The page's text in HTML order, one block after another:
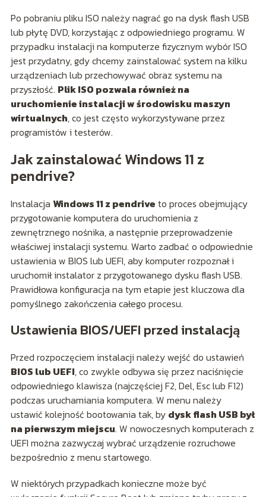
Po pobraniu pliku ISO należy nagrać go na dysk flash USB
lub płytę DVD, korzystając z odpowiedniego programu. W
przypadku instalacji na komputerze fizycznym wybór ISO
jest przydatny, gdy chcemy zainstalować system na kilku
urządzeniach lub przechowywać obraz systemu na
przyszłość. Plik ISO pozwala również na
uruchomienie instalacji w środowisku maszyn
wirtualnych, co jest często wykorzystywane przez
programistów i testerów.
Jak zainstalować Windows 11 z
pendrive?
Instalacja Windows 11 z pendrive to proces obejmujący
przygotowanie komputera do uruchomienia z
zewnętrznego nośnika, a następnie przeprowadzenie
właściwej instalacji systemu. Warto zadbać o odpowiednie
ustawienia w BIOS lub UEFI, aby komputer rozpoznał i
uruchomił instalator z przygotowanego dysku flash USB.
Prawidłowa konfiguracja na tym etapie jest kluczowa dla
pomyślnego zakończenia całego procesu.
Ustawienia BIOS/UEFI przed instalacją
Przed rozpoczęciem instalacji należy wejść do ustawień
BIOS lub UEFI, co zwykle odbywa się przez naciśnięcie
odpowiedniego klawisza (najczęściej F2, Del, Esc lub F12)
podczas uruchamiania komputera. W menu należy
ustawić kolejność bootowania tak, by dysk flash USB był
na pierwszym miejscu. W nowoczesnych komputerach z
UEFI można zazwyczaj wybrać urządzenie rozruchowe
bezpośrednio z menu startowego.
W niektórych przypadkach konieczne może być